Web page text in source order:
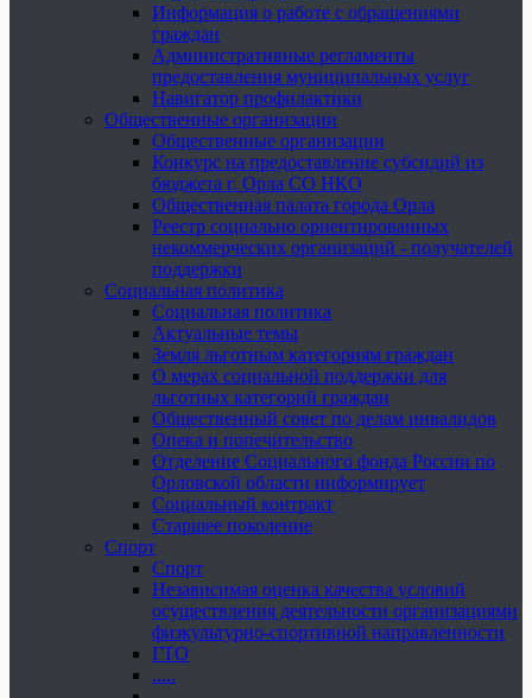
Информация о работе с обращениями
граждан
Административные регламенты
предоставления муниципальных услуг
Навигатор профилактики
Общественные организации
Общественные организации
Конкурс на предоставление субсидий из
бюджета г. Орла СО НКО
Общественная палата города Орла
Реестр социально ориентированных
некоммерческих организаций - получателей
поддержки
Социальная политика
Социальная политика
Актуальные темы
Земля льготным категориям граждан
О мерах социальной поддержки для
льготных категорий граждан
Общественный совет по делам инвалидов
Опека и попечительство
Отделение Социального фонда России по
Орловской области информирует
Социальный контракт
Старшее поколение
Спорт
Спорт
Независимая оценка качества условий
осуществления деятельности организациями
физкультурно-спортивной направленности
ГТО
.....